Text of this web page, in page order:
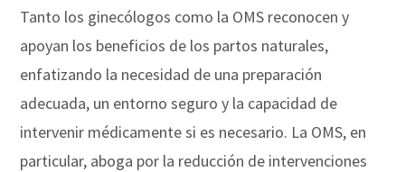
Tanto los ginecólogos como la OMS reconocen y
apoyan los beneficios de los partos naturales,
enfatizando la necesidad de una preparación
adecuada, un entorno seguro y la capacidad de
intervenir médicamente si es necesario. La OMS, en
particular, aboga por la reducción de intervenciones